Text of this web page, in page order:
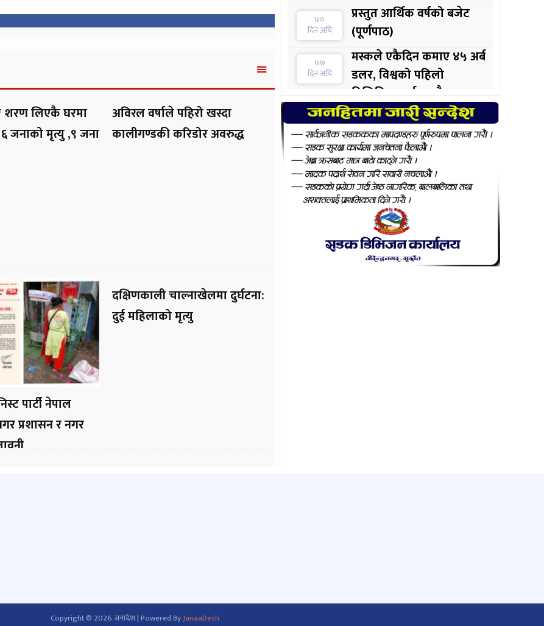
शरण लिएकै घरमा
जनाको मृत्यु ,९ जना
अविरल वर्षाले पहिरो खस्दा
कालीगण्डकी करिडोर अवरुद्ध
पार्टी नेपाल
प्रशासन र नगर
दक्षिणकाली चाल्नाखेलमा दुर्घटना:
दुई महिलाको मृत्यु
७०
दिन अघि
प्रस्तुत आर्थिक वर्षको बजेट
(पूर्णपाठ)
७७
दिन अघि
मस्कले एकैदिन कमाए ४५ अर्ब
डलर, विश्वको पहिलो
ट्रिलिनियर पर्सन बन्दै
Copyright © 2026 जनादेश | Powered ByJanaaDesh